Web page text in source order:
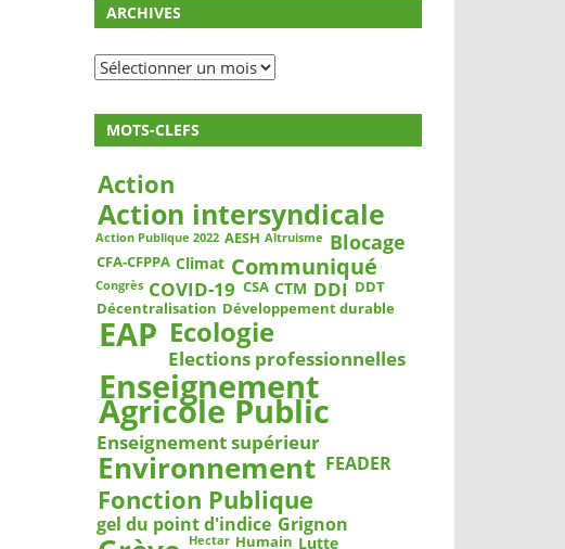
ARCHIVES
Archives
MOTS-CLEFS
Action
Action intersyndicale
Action Publique 2022 AESH Altruisme Blocage
CFA-CFPPA Climat Communiqué
Congrès COVID-19 CSA CTM DDI DDT
Décentralisation Développement durable
EAP Ecologie
Elections professionnelles
Enseignement
Agricole Public
Enseignement supérieur
Environnement FEADER
Fonction Publique
gel du point d'indice Grignon
Hectar Humain Lutte